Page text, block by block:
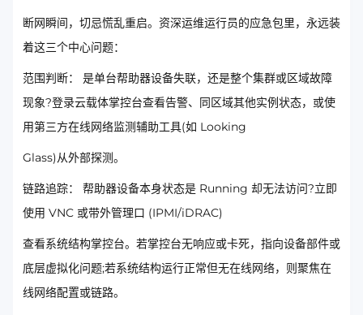
断网瞬间，切忌慌乱重启。资深运维运行员的应急包里，永远装
着这三个中心问题：
范围判断： 是单台帮助器设备失联，还是整个集群或区域故障
现象?登录云载体掌控台查看告警、同区域其他实例状态，或使
用第三方在线网络监测辅助工具(如 Looking
Glass)从外部探测。
链路追踪： 帮助器设备本身状态是 Running 却无法访问?立即
使用 VNC 或带外管理口 (IPMI/iDRAC)
查看系统结构掌控台。若掌控台无响应或卡死，指向设备部件或
底层虚拟化问题;若系统结构运行正常但无在线网络，则聚焦在
线网络配置或链路。